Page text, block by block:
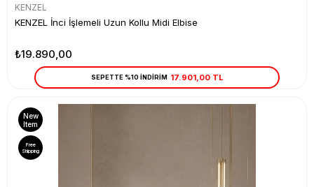
KENZEL
KENZEL İnci İşlemeli Uzun Kollu Midi Elbise
₺19.890,00
SEPETTE %10 İNDİRİM 17.901,00 TL
New
Item
Free
Shipping